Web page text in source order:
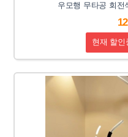
우모행 무타공 회전
현재 할인